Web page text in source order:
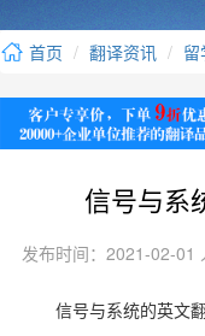
首页 翻译资讯
信号与系
发布时间：2021-02-01
信号与系统的英文翻